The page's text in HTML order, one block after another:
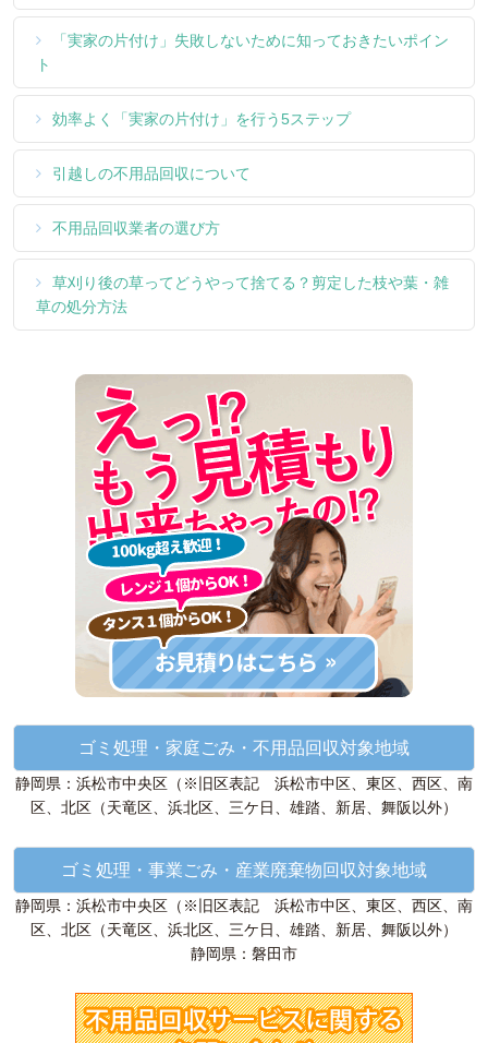
「実家の片付け」失敗しないために知っておきたいポイン
ト
効率よく「実家の片付け」を行う5ステップ
引越しの不用品回収について
不用品回収業者の選び方
草刈り後の草ってどうやって捨てる？剪定した枝や葉・雑
草の処分方法
ゴミ処理・家庭ごみ・不用品回収対象地域
静岡県：浜松市中央区（※旧区表記 浜松市中区、東区、西区、南
区、北区（天竜区、浜北区、三ケ日、雄踏、新居、舞阪以外）
ゴミ処理・事業ごみ・産業廃棄物回収対象地域
静岡県：浜松市中央区（※旧区表記 浜松市中区、東区、西区、南
区、北区（天竜区、浜北区、三ケ日、雄踏、新居、舞阪以外）
静岡県：磐田市